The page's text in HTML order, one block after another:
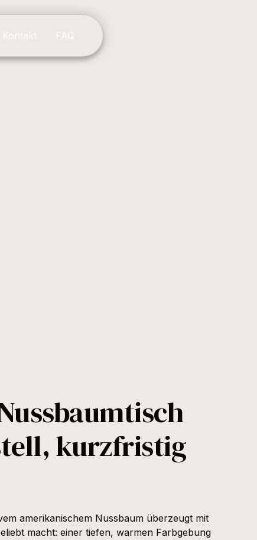
Kontakt FAQ
kurzfristig
amerikanischem Nussbaum überzeugt mit
macht: einer tiefen, warmen Farbgebung